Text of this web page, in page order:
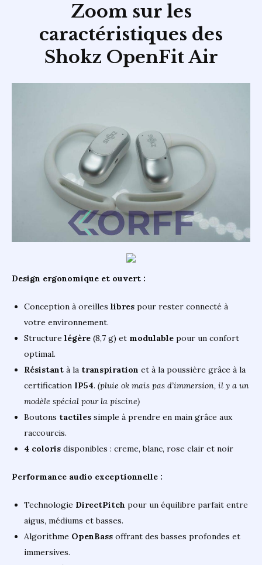
Zoom sur les
caractéristiques des
Shokz OpenFit Air
Design ergonomique et ouvert :
Conception à oreilles libres pour rester connecté à
votre environnement.
Structure légère (8,7 g) et modulable pour un confort
optimal.
Résistant à la transpiration et à la poussière grâce à la
certification IP54. (pluie ok mais pas d’immersion, il y a un
modèle spécial pour la piscine)
Boutons tactiles simple à prendre en main grâce aux
raccourcis.
4 coloris disponibles : creme, blanc, rose clair et noir
Performance audio exceptionnelle :
Technologie DirectPitch pour un équilibre parfait entre
aigus, médiums et basses.
Algorithme OpenBass offrant des basses profondes et
immersives.